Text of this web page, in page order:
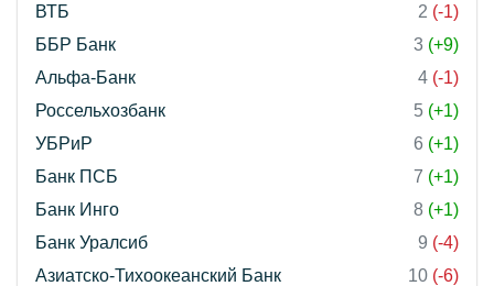
ВТБ
2 (-1)
ББР Банк
3 (+9)
Альфа-Банк
4 (-1)
Россельхозбанк
5 (+1)
УБРиР
6 (+1)
Банк ПСБ
7 (+1)
Банк Инго
8 (+1)
Банк Уралсиб
9 (-4)
Азиатско-Тихоокеанский Банк
10 (-6)